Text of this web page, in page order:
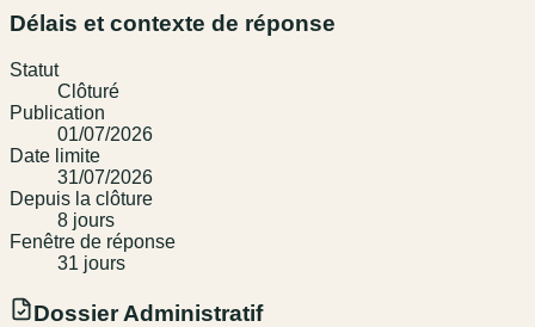
Délais et contexte de réponse
Statut
Clôturé
Publication
01/07/2026
Date limite
31/07/2026
Depuis la clôture
8 jours
Fenêtre de réponse
31 jours
Dossier Administratif